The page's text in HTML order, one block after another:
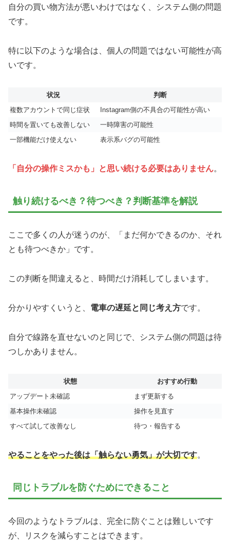
自分の買い物方法が悪いわけではなく、システム側の問題
です。
特に以下のような場合は、個人の問題ではない可能性が高
いです。
状況
判断
複数アカウントで同じ症状
Instagram側の不具合の可能性が高い
時間を置いても改善しない
一時障害の可能性
一部機能だけ使えない
表示系バグの可能性
「自分の操作ミスかも」と思い続ける必要はありません。
触り続けるべき？待つべき？判断基準を解説
ここで多くの人が迷うのが、「まだ何かできるのか、それ
とも待つべきか」です。
この判断を間違えると、時間だけ消耗してしまいます。
分かりやすくいうと、 電車の遅延と同じ考え方です。
自分で線路を直せないのと同じで、システム側の問題は待
つしかありません。
状態
おすすめ行動
アップデート未確認
まず更新する
基本操作未確認
操作を見直す
すべて試して改善なし
待つ・報告する
やることをやった後は「触らない勇気」が大切です。
同じトラブルを防ぐためにできること
今回のようなトラブルは、完全に防ぐことは難しいです
が、リスクを減らすことはできます。